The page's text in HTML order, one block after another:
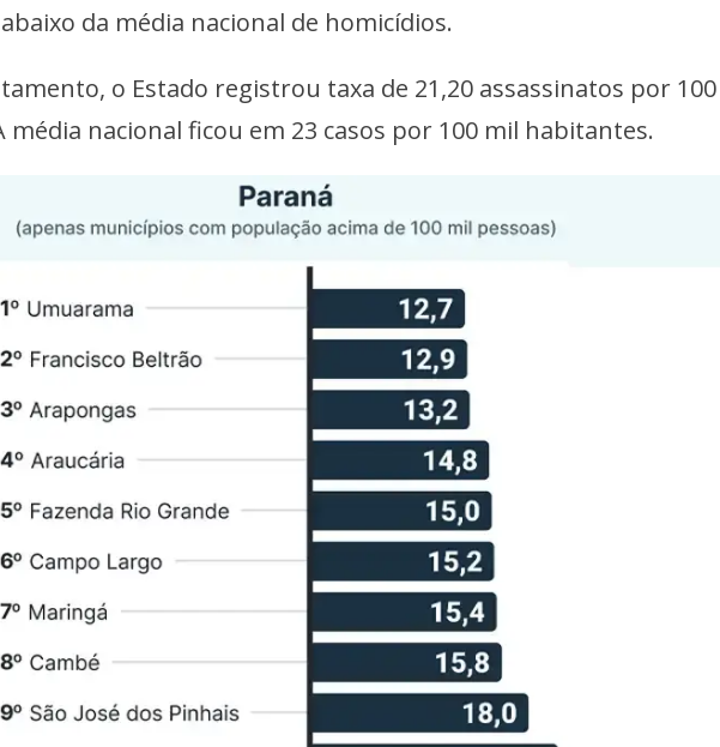
da média nacional de homicídios.
o Estado registrou taxa de 21,20 assassinatos por 100
nacional ficou em 23 casos por 100 mil habitantes.